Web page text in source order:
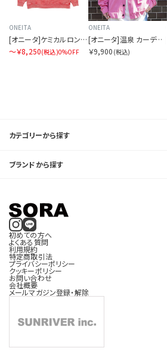
ONEITA
[オニータ]ケミカルロングスリーブティー
〜￥8,250(税込)0%OFF
ONEITA
[オニータ]温泉 カーディガン SORA別注
￥9,900 (税込)
カテゴリーから探す
ブランドから探す
初めての方へ
よくある質問
利用規約
特定商取引法
プライバシーポリシー
クッキーポリシー
お問い合わせ
会社概要
メールマガジン登録・解除